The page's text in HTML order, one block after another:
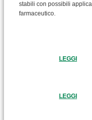
stabili con possibili
farmaceutico.
LEGGI
LEGGI